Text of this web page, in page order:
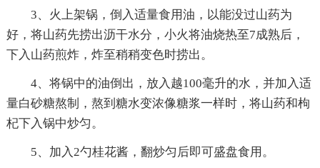
3、火上架锅，倒入适量食用油，以能没过山药为
好，将山药先捞出沥干水分，小火将油烧热至7成熟后，
下入山药煎炸，炸至稍稍变色时捞出。
4、将锅中的油倒出，放入越100毫升的水，并加入适
量白砂糖熬制，熬到糖水变浓像糖浆一样时，将山药和枸
杞下入锅中炒匀。
5、加入2勺桂花酱，翻炒匀后即可盛盘食用。